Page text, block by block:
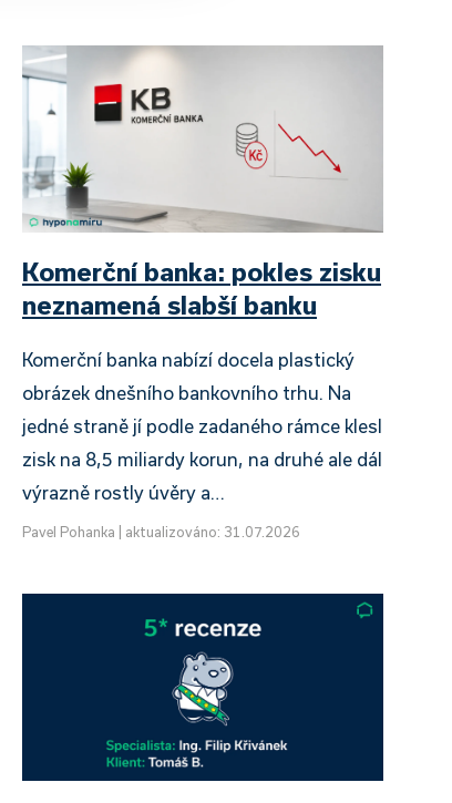
Komerční banka: pokles zisku
neznamená slabší banku
Komerční banka nabízí docela plastický
obrázek dnešního bankovního trhu. Na
jedné straně jí podle zadaného rámce klesl
zisk na 8,5 miliardy korun, na druhé ale dál
výrazně rostly úvěry a…
Pavel Pohanka aktualizováno: 31.07.2026